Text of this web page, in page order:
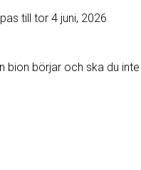
till tor 4 juni, 2026
bion börjar och ska du